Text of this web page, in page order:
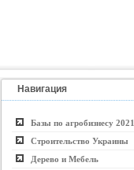
Навигация
Базы по агробизнесу 2021
Строительство Украины
Дерево и Мебель